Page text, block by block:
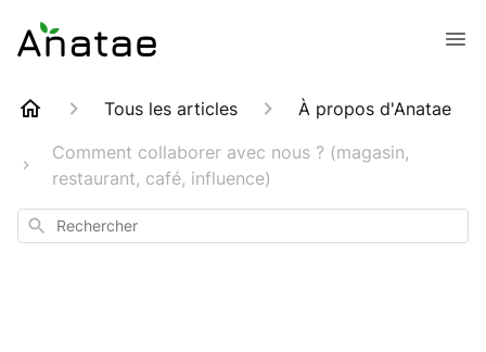
Tous les articles
À propos d'Anatae
Comment collaborer avec nous ? (magasin,
restaurant, café, influence)
Rechercher